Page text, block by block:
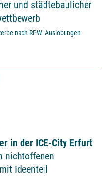
und städtebaulicher
nach RPW: Auslobungen
in der ICE-City Erfurt
nichtoffenen
Ideenteil